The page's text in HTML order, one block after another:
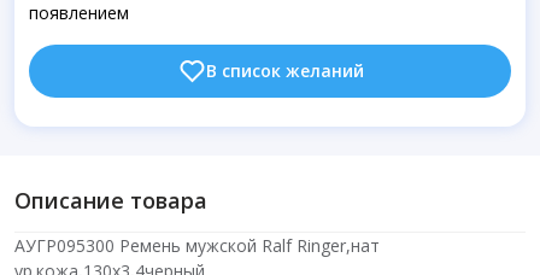
появлением
В список желаний
Описание товара
АУГР095300 Ремень мужской Ralf Ringer,нат